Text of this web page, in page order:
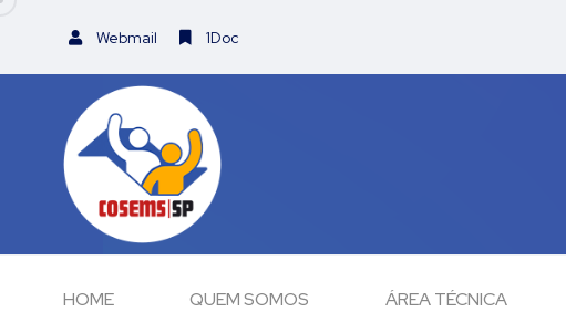
Webmail 1Doc
HOME QUEM SOMOS ÁREA TÉCNICA